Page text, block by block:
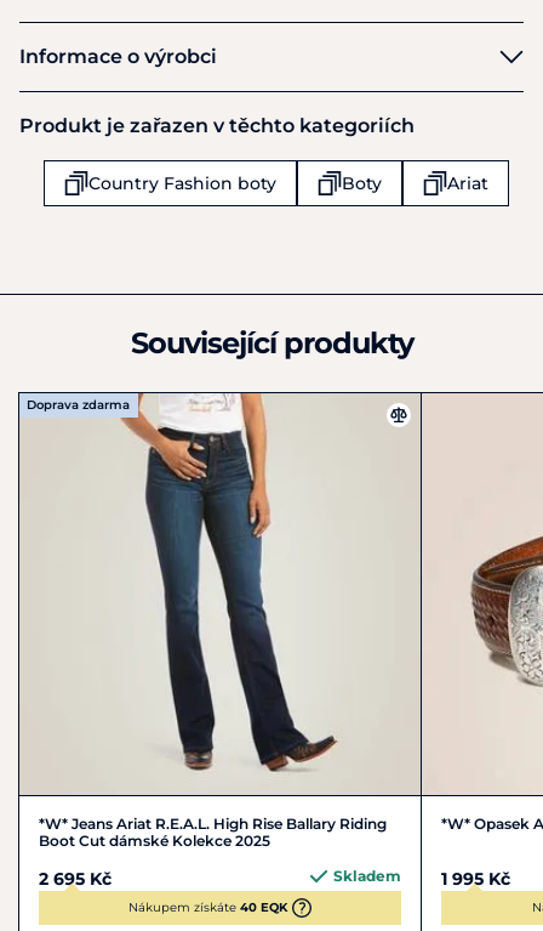
Technologie ATS® poskytuje ergonomickou podporu na
Exkluzivní technologie Ariat® Advanced Torque Stability
(ATS®) podporuje a tlumí chodidlo při pohybu, podporuje
správné držení těla a snižuje únavu. Stélka odvádějící
vlhkost poskytuje suchý komfort.
Gelová odpružená stélka se stabilizátorem paty poskytuje
podporu a stabilitu.
Podrážka Duratread™ vám nabízí trvalý výkon, ochranu
a flexibilitu.
Ariat
Informace o výrobci
ARIAT EU B.V.
Muiderstraat 1
Amsterdam
info.ae@ariat.com
Produkt je zařazen v těchto kategoriích
Country Fashion boty Boty Ariat
Související produkty
Doprava zdarma
*W* Jeans Ariat R.E.A.L. High Rise Ballary Riding
Boot Cut dámské Kolekce 2025
2 695 Kč Skladem
Nákupem získáte 40 EQK
*W* Opasek
1 995 Kč